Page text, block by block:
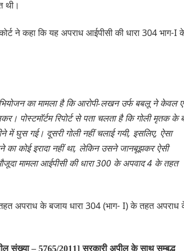
थी।
ने कहा कि यह अपराध आईपीसी की धारा 304 भाग-I
का मामला है कि आरोपी-लखन उर्फ बबलू ने केवल
पोस्टमॉर्टम रिपोर्ट से पता चलता है कि गोली मृतक के
घुस गई। दूसरी गोली नहीं चलाई गयी, इसलिए, ऐसा
का कोई इरादा नहीं था, लेकिन उसने जानबूझकर ऐसी
मामला आईपीसी की धारा 300 के अपवाद 4 के तहत
अपराध के बजाय धारा 304 (भाग- I) के तहत अपराध
संख्या – 5765/2011] सरकारी अपील के साथ सम्बद्ध